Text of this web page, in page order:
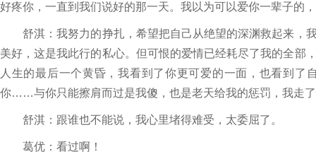
好疼你，一直到我们说好的那一天。我以为可以爱你一辈子的
舒淇：我努力的挣扎，希望把自己从绝望的深渊救起来，
美好，这是我此行的私心。但可恨的爱情已经耗尽了我的全部
人生的最后一个黄昏，我看到了你更可爱的一面，也看到
你……与你只能擦肩而过是我傻，也是老天给我的惩罚，我走
舒淇：跟谁也不能说，我心里堵得难受，太委屈了。
葛优：看过啊！